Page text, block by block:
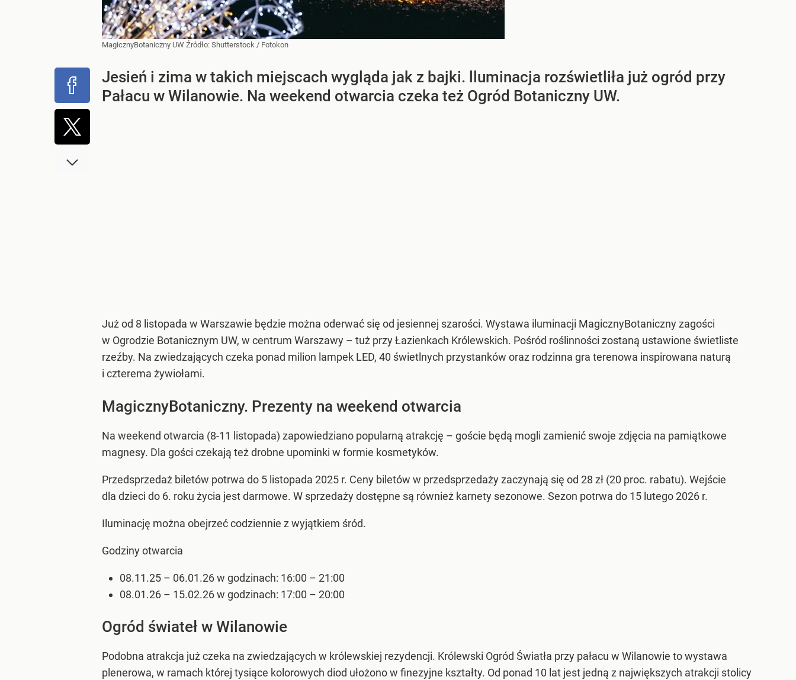
MagicznyBotaniczny UW Źródło: Shutterstock / Fotokon
Jesień i zima w takich miejscach wygląda jak z bajki. lluminacja rozświetliła już ogród przy
Pałacu w Wilanowie. Na weekend otwarcia czeka też Ogród Botaniczny UW.
Już od 8 listopada w Warszawie będzie można oderwać się od jesiennej szarości. Wystawa iluminacji MagicznyBotaniczny zagości
w Ogrodzie Botanicznym UW, w centrum Warszawy – tuż przy Łazienkach Królewskich. Pośród roślinności zostaną ustawione świetliste
rzeźby. Na zwiedzających czeka ponad milion lampek LED, 40 świetlnych przystanków oraz rodzinna gra terenowa inspirowana naturą
i czterema żywiołami.
MagicznyBotaniczny. Prezenty na weekend otwarcia
Na weekend otwarcia (8-11 listopada) zapowiedziano popularną atrakcję – goście będą mogli zamienić swoje zdjęcia na pamiątkowe
magnesy. Dla gości czekają też drobne upominki w formie kosmetyków.
Przedsprzedaż biletów potrwa do 5 listopada 2025 r. Ceny biletów w przedsprzedaży zaczynają się od 28 zł (20 proc. rabatu). Wejście
dla dzieci do 6. roku życia jest darmowe. W sprzedaży dostępne są również karnety sezonowe. Sezon potrwa do 15 lutego 2026 r.
Iluminację można obejrzeć codziennie z wyjątkiem śród.
Godziny otwarcia
08.11.25 – 06.01.26 w godzinach: 16:00 – 21:00
08.01.26 – 15.02.26 w godzinach: 17:00 – 20:00
Ogród świateł w Wilanowie
Podobna atrakcja już czeka na zwiedzających w królewskiej rezydencji. Królewski Ogród Światła przy pałacu w Wilanowie to wystawa
plenerowa, w ramach której tysiące kolorowych diod ułożono w finezyjne kształty. Od ponad 10 lat jest jedną z największych atrakcji stolicy